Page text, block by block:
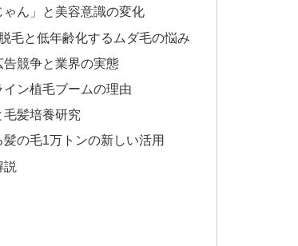
ん」と美容意識の変化
毛と低年齢化するムダ毛の悩み
競争と業界の実態
ン植毛ブームの理由
髪培養研究
の毛1万トンの新しい活用
説